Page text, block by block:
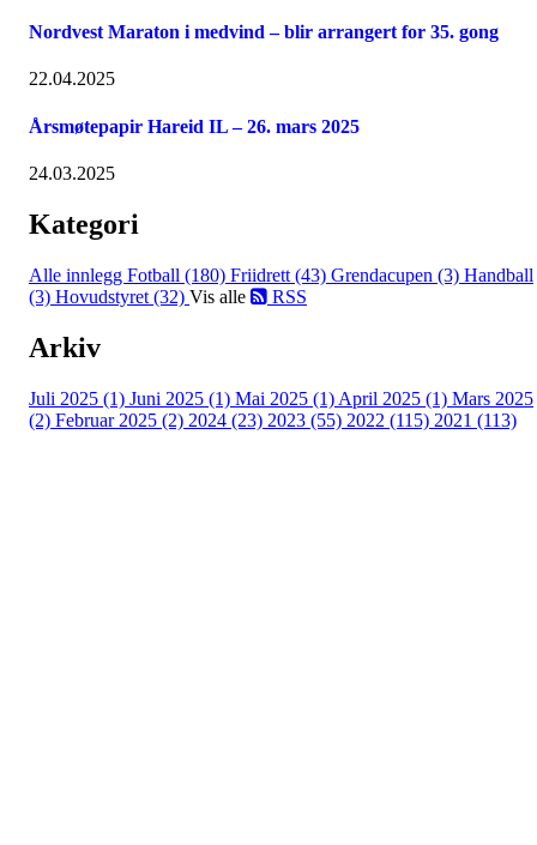
Nordvest Maraton i medvind – blir arrangert for 35. gong
22.04.2025
Årsmøtepapir Hareid IL – 26. mars 2025
24.03.2025
Kategori
Alle innlegg Fotball (180) Friidrett (43) Grendacupen (3) Handball
(3) Hovudstyret (32) Vis alle RSS
Arkiv
Juli 2025 (1) Juni 2025 (1) Mai 2025 (1) April 2025 (1) Mars 2025
(2) Februar 2025 (2) 2024 (23) 2023 (55) 2022 (115) 2021 (113)